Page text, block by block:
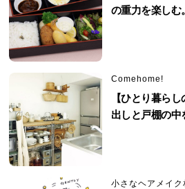
の重力を楽しむ
Comehome!
【ひとり暮ら
出しと戸棚の
小さなヘアメイク